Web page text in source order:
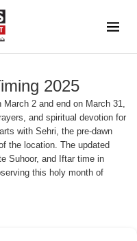
2025
March 2 and end on March 31,
and spiritual devotion for
with Sehri, the pre-dawn
the location. The updated
Suhoor, and Iftar time in
this holy month of